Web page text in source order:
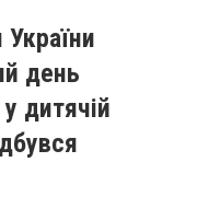
України
день
дитячій